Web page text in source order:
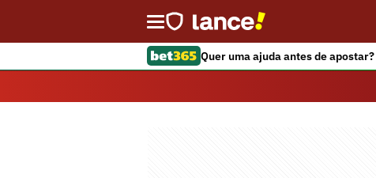
Quer uma ajuda antes de apostar?